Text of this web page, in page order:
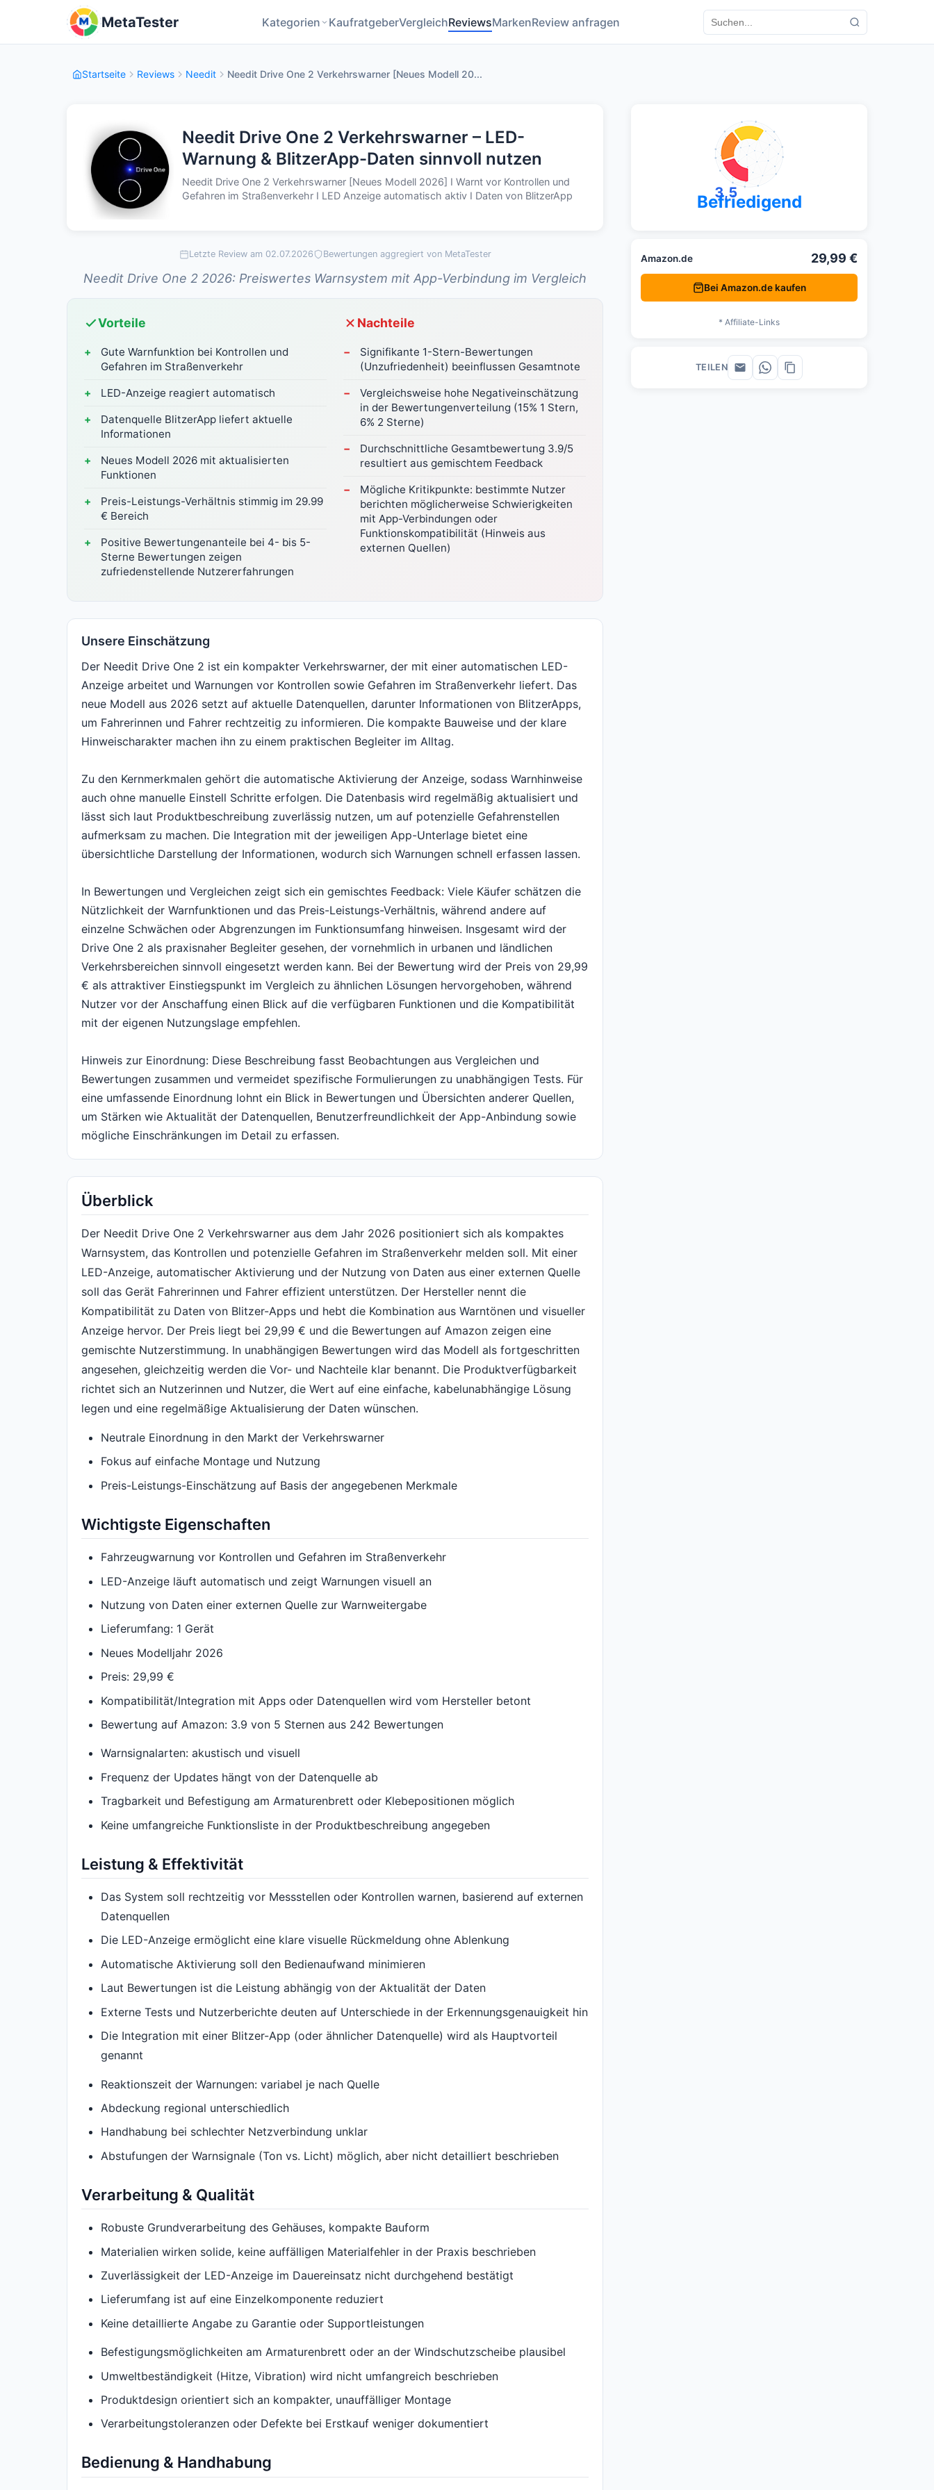
MetaTester Kategorien KaufratgeberVergleichReviewsMarkenReview anfragen
Startseite Reviews Needit Needit Drive One 2 Verkehrswarner [Neues Modell 20...
Needit Drive One 2 Verkehrswarner – LED-
Warnung & BlitzerApp-Daten sinnvoll nutzen
Needit Drive One 2 Verkehrswarner [Neues Modell 2026] I Warnt vor Kontrollen und
Gefahren im Straßenverkehr I LED Anzeige automatisch aktiv I Daten von BlitzerApp
Letzte Review am 02.07.2026 Bewertungen aggregiert von MetaTester
Needit Drive One 2 2026: Preiswertes Warnsystem mit App-Verbindung im Vergleich
Vorteile
Gute Warnfunktion bei Kontrollen und
Gefahren im Straßenverkehr
LED-Anzeige reagiert automatisch
Datenquelle BlitzerApp liefert aktuelle
Informationen
Neues Modell 2026 mit aktualisierten
Funktionen
Preis-Leistungs-Verhältnis stimmig im 29.99
€ Bereich
Positive Bewertungenanteile bei 4- bis 5-
Sterne Bewertungen zeigen
zufriedenstellende Nutzererfahrungen
Nachteile
Signifikante 1-Stern-Bewertungen
(Unzufriedenheit) beeinflussen Gesamtnote
Vergleichsweise hohe Negativeinschätzung
in der Bewertungenverteilung (15% 1 Stern,
6% 2 Sterne)
Durchschnittliche Gesamtbewertung 3.9/5
resultiert aus gemischtem Feedback
Mögliche Kritikpunkte: bestimmte Nutzer
berichten möglicherweise Schwierigkeiten
mit App-Verbindungen oder
Funktionskompatibilität (Hinweis aus
externen Quellen)
Unsere Einschätzung
Der Needit Drive One 2 ist ein kompakter Verkehrswarner, der mit einer automatischen LED-
Anzeige arbeitet und Warnungen vor Kontrollen sowie Gefahren im Straßenverkehr liefert. Das
neue Modell aus 2026 setzt auf aktuelle Datenquellen, darunter Informationen von BlitzerApps,
um Fahrerinnen und Fahrer rechtzeitig zu informieren. Die kompakte Bauweise und der klare
Hinweischarakter machen ihn zu einem praktischen Begleiter im Alltag.
Zu den Kernmerkmalen gehört die automatische Aktivierung der Anzeige, sodass Warnhinweise
auch ohne manuelle Einstell Schritte erfolgen. Die Datenbasis wird regelmäßig aktualisiert und
lässt sich laut Produktbeschreibung zuverlässig nutzen, um auf potenzielle Gefahrenstellen
aufmerksam zu machen. Die Integration mit der jeweiligen App-Unterlage bietet eine
übersichtliche Darstellung der Informationen, wodurch sich Warnungen schnell erfassen lassen.
In Bewertungen und Vergleichen zeigt sich ein gemischtes Feedback: Viele Käufer schätzen die
Nützlichkeit der Warnfunktionen und das Preis-Leistungs-Verhältnis, während andere auf
einzelne Schwächen oder Abgrenzungen im Funktionsumfang hinweisen. Insgesamt wird der
Drive One 2 als praxisnaher Begleiter gesehen, der vornehmlich in urbanen und ländlichen
Verkehrsbereichen sinnvoll eingesetzt werden kann. Bei der Bewertung wird der Preis von 29,99
€ als attraktiver Einstiegspunkt im Vergleich zu ähnlichen Lösungen hervorgehoben, während
Nutzer vor der Anschaffung einen Blick auf die verfügbaren Funktionen und die Kompatibilität
mit der eigenen Nutzungslage empfehlen.
Hinweis zur Einordnung: Diese Beschreibung fasst Beobachtungen aus Vergleichen und
Bewertungen zusammen und vermeidet spezifische Formulierungen zu unabhängigen Tests. Für
eine umfassende Einordnung lohnt ein Blick in Bewertungen und Übersichten anderer Quellen,
um Stärken wie Aktualität der Datenquellen, Benutzerfreundlichkeit der App-Anbindung sowie
mögliche Einschränkungen im Detail zu erfassen.
Überblick
Der Needit Drive One 2 Verkehrswarner aus dem Jahr 2026 positioniert sich als kompaktes
Warnsystem, das Kontrollen und potenzielle Gefahren im Straßenverkehr melden soll. Mit einer
LED-Anzeige, automatischer Aktivierung und der Nutzung von Daten aus einer externen Quelle
soll das Gerät Fahrerinnen und Fahrer effizient unterstützen. Der Hersteller nennt die
Kompatibilität zu Daten von Blitzer-Apps und hebt die Kombination aus Warntönen und visueller
Anzeige hervor. Der Preis liegt bei 29,99 € und die Bewertungen auf Amazon zeigen eine
gemischte Nutzerstimmung. In unabhängigen Bewertungen wird das Modell als fortgeschritten
angesehen, gleichzeitig werden die Vor- und Nachteile klar benannt. Die Produktverfügbarkeit
richtet sich an Nutzerinnen und Nutzer, die Wert auf eine einfache, kabelunabhängige Lösung
legen und eine regelmäßige Aktualisierung der Daten wünschen.
Neutrale Einordnung in den Markt der Verkehrswarner
Fokus auf einfache Montage und Nutzung
Preis-Leistungs-Einschätzung auf Basis der angegebenen Merkmale
Wichtigste Eigenschaften
Fahrzeugwarnung vor Kontrollen und Gefahren im Straßenverkehr
LED-Anzeige läuft automatisch und zeigt Warnungen visuell an
Nutzung von Daten einer externen Quelle zur Warnweitergabe
Lieferumfang: 1 Gerät
Neues Modelljahr 2026
Preis: 29,99 €
Kompatibilität/Integration mit Apps oder Datenquellen wird vom Hersteller betont
Bewertung auf Amazon: 3.9 von 5 Sternen aus 242 Bewertungen
Warnsignalarten: akustisch und visuell
Frequenz der Updates hängt von der Datenquelle ab
Tragbarkeit und Befestigung am Armaturenbrett oder Klebepositionen möglich
Keine umfangreiche Funktionsliste in der Produktbeschreibung angegeben
Leistung & Effektivität
Das System soll rechtzeitig vor Messstellen oder Kontrollen warnen, basierend auf externen
Datenquellen
Die LED-Anzeige ermöglicht eine klare visuelle Rückmeldung ohne Ablenkung
Automatische Aktivierung soll den Bedienaufwand minimieren
Laut Bewertungen ist die Leistung abhängig von der Aktualität der Daten
Externe Tests und Nutzerberichte deuten auf Unterschiede in der Erkennungsgenauigkeit hin
Die Integration mit einer Blitzer-App (oder ähnlicher Datenquelle) wird als Hauptvorteil
genannt
Reaktionszeit der Warnungen: variabel je nach Quelle
Abdeckung regional unterschiedlich
Handhabung bei schlechter Netzverbindung unklar
Abstufungen der Warnsignale (Ton vs. Licht) möglich, aber nicht detailliert beschrieben
Verarbeitung & Qualität
Robuste Grundverarbeitung des Gehäuses, kompakte Bauform
Materialien wirken solide, keine auffälligen Materialfehler in der Praxis beschrieben
Zuverlässigkeit der LED-Anzeige im Dauereinsatz nicht durchgehend bestätigt
Lieferumfang ist auf eine Einzelkomponente reduziert
Keine detaillierte Angabe zu Garantie oder Supportleistungen
Befestigungsmöglichkeiten am Armaturenbrett oder an der Windschutzscheibe plausibel
Umweltbeständigkeit (Hitze, Vibration) wird nicht umfangreich beschrieben
Produktdesign orientiert sich an kompakter, unauffälliger Montage
Verarbeitungstoleranzen oder Defekte bei Erstkauf weniger dokumentiert
Bedienung & Handhabung
3,5
Befriedigend
Amazon.de 29,99 €
Bei Amazon.de kaufen
* Affiliate-Links
TEILEN